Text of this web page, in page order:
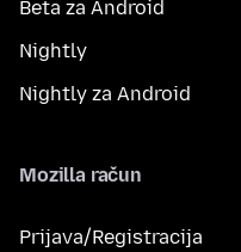
Beta za Android
Nightly
Nightly za Android
Mozilla račun
Prijava/Registracija